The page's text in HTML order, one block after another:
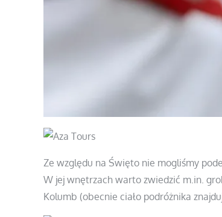
Ze względu na Święto nie mogliśmy
W jej wnętrzach warto zwiedzić m.in.
Kolumb (obecnie ciało podróżnika